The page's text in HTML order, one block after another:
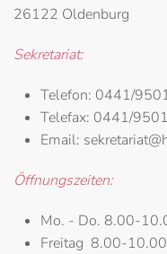
26122 Oldenburg
Sekretariat:
Telefon: 0441/
Telefax: 0441/
Email:
Öffnungszeiten:
Mo. - Do. 8.00-
Freitag 8.00-